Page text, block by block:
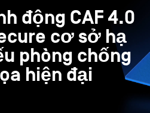
động CAF 4.0
cơ sở hạ
phòng chống
hiện đại